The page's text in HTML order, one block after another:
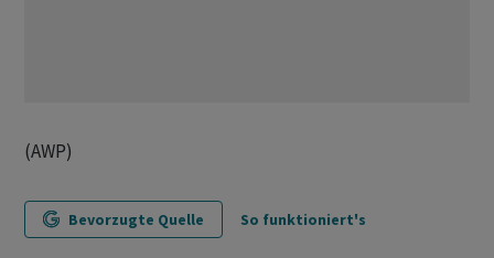
(AWP)
Bevorzugte Quelle So funktioniert's